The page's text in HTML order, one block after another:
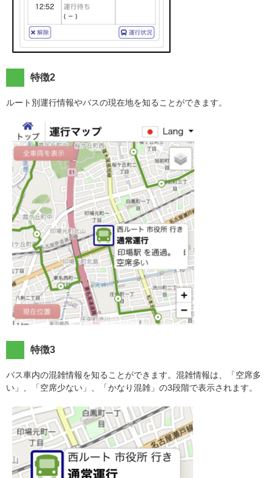
特徴2
ルート別運行情報やバスの現在地を知ることができます。
特徴3
バス車内の混雑情報を知ることができます。混雑情報は、「空席多
い」、「空席少ない」、「かなり混雑」の3段階で表示されます。​